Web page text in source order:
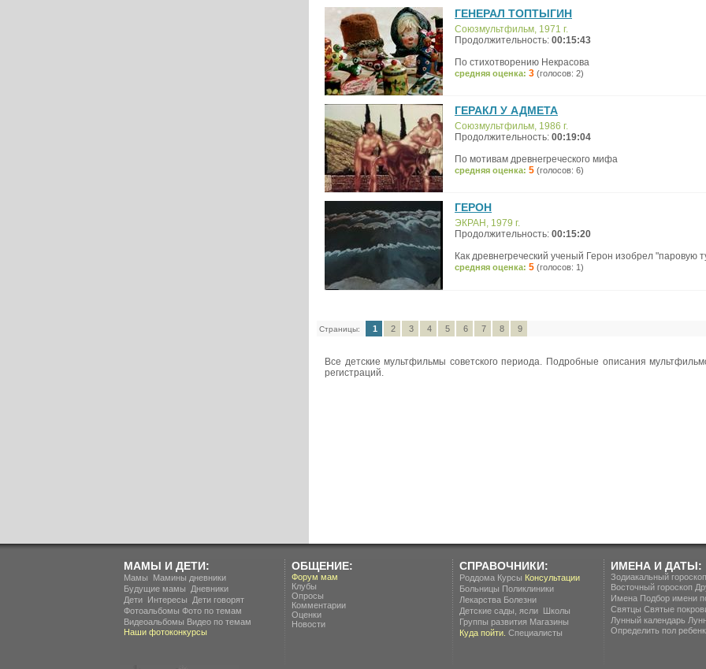
ГЕНЕРАЛ ТОПТЫГИН
Союзмультфильм, 1971 г.
Продолжительность: 00:15:43
По стихотворению Некрасова
средняя оценка: 3 (голосов: 2)
ГЕРАКЛ У АДМЕТА
Союзмультфильм, 1986 г.
Продолжительность: 00:19:04
По мотивам древнегреческого мифа
средняя оценка: 5 (голосов: 6)
ГЕРОН
ЭКРАН, 1979 г.
Продолжительность: 00:15:20
Как древнегреческий ученый Герон изобрел "паровую
средняя оценка: 5 (голосов: 1)
Страницы: 1 2 3 4 5 6 7 8 9
Все детские мультфильмы советского периода. Подробные описания
регистраций.
МАМЫ И ДЕТИ:
Мамы
Мамины дневники
Будущие мамы
Дневники
Дети Интересы
Дети говорят
Фотоальбомы Фото по темам
Видеоальбомы Видео по темам
Наши фотоконкурсы
ОБЩЕНИЕ:
Форум мам
Клубы
Опросы
Комментарии
Оценки
Новости
СПРАВОЧНИКИ:
Роддома Курсы Консультации
Больницы Поликлиники
Лекарства Болезни
Детские сады, ясли Школы
Группы развития Магазины
Куда пойти. Специалисты
ИМЕНА И ДАТЫ:
Зодиакальный гороскоп
Восточный гороскоп
Имена Подбор имени
Святцы Святые
Лунный календарь
Определить пол